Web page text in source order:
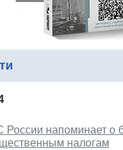
напоминает о
налогам